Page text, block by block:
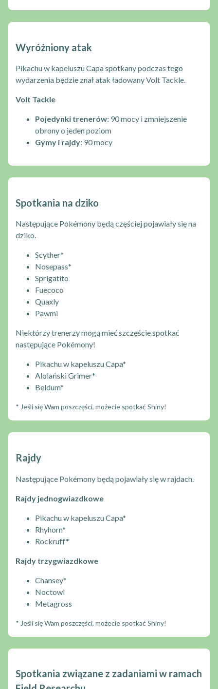
Wyróżniony atak
Pikachu w kapeluszu Capa spotkany podczas tego
wydarzenia będzie znał atak ładowany Volt Tackle.
Volt Tackle
Pojedynki trenerów: 90 mocy i zmniejszenie
obrony o jeden poziom
Gymy i rajdy: 90 mocy
Spotkania na dziko
Następujące Pokémony będą częściej pojawiały się na
dziko.
Scyther*
Nosepass*
Sprigatito
Fuecoco
Quaxly
Pawmi
Niektórzy trenerzy mogą mieć szczęście spotkać
następujące Pokémony!
Pikachu w kapeluszu Capa*
Alolański Grimer*
Beldum*
* Jeśli się Wam poszczęści, możecie spotkać Shiny!
Rajdy
Następujące Pokémony będą pojawiały się w rajdach.
Rajdy jednogwiazdkowe
Pikachu w kapeluszu Capa*
Rhyhorn*
Rockruff*
Rajdy trzygwiazdkowe
Chansey*
Noctowl
Metagross
* Jeśli się Wam poszczęści, możecie spotkać Shiny!
Spotkania związane z zadaniami w ramach